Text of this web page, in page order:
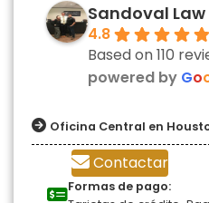
Sandoval Law
4.8
Based on 110
powered by Go
Oficina Central en
Contactar
Formas de pago: